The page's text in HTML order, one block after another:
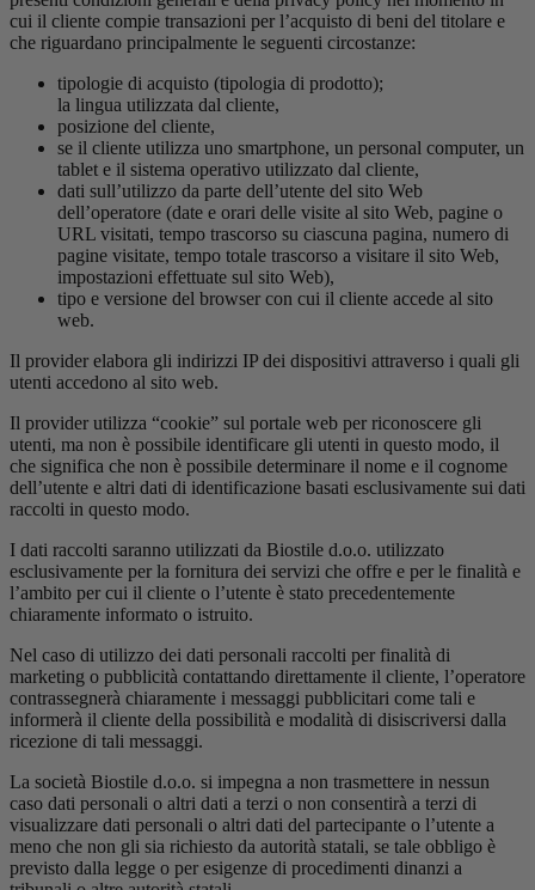
cui il cliente compie transazioni per l’acquisto di beni del titolare e
che riguardano principalmente le seguenti circostanze:
tipologie di acquisto (tipologia di prodotto);
la lingua utilizzata dal cliente,
posizione del cliente,
se il cliente utilizza uno smartphone, un personal computer, un
tablet e il sistema operativo utilizzato dal cliente,
dati sull’utilizzo da parte dell’utente del sito Web
dell’operatore (date e orari delle visite al sito Web, pagine o
URL visitati, tempo trascorso su ciascuna pagina, numero di
pagine visitate, tempo totale trascorso a visitare il sito Web,
impostazioni effettuate sul sito Web),
tipo e versione del browser con cui il cliente accede al sito
web.
Il provider elabora gli indirizzi IP dei dispositivi attraverso i quali gli
utenti accedono al sito web.
Il provider utilizza “cookie” sul portale web per riconoscere gli
utenti, ma non è possibile identificare gli utenti in questo modo, il
che significa che non è possibile determinare il nome e il cognome
dell’utente e altri dati di identificazione basati esclusivamente sui dati
raccolti in questo modo.
I dati raccolti saranno utilizzati da Biostile d.o.o. utilizzato
esclusivamente per la fornitura dei servizi che offre e per le finalità e
l’ambito per cui il cliente o l’utente è stato precedentemente
chiaramente informato o istruito.
Nel caso di utilizzo dei dati personali raccolti per finalità di
marketing o pubblicità contattando direttamente il cliente, l’operatore
contrassegnerà chiaramente i messaggi pubblicitari come tali e
informerà il cliente della possibilità e modalità di disiscriversi dalla
ricezione di tali messaggi.
La società Biostile d.o.o. si impegna a non trasmettere in nessun
caso dati personali o altri dati a terzi o non consentirà a terzi di
visualizzare dati personali o altri dati del partecipante o l’utente a
meno che non gli sia richiesto da autorità statali, se tale obbligo è
previsto dalla legge o per esigenze di procedimenti dinanzi a